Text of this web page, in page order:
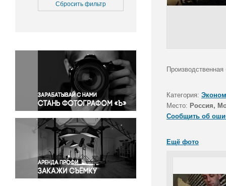
Медицина
Окружающая среда
Политика
Правосудие
Происшествия и конфликты
Религия
Светская жизнь
Спорт
Экология
Экономика и бизнес
Сбросить фильтр
Категория:
Место: Россия,
Сообщить об
Ещё фото